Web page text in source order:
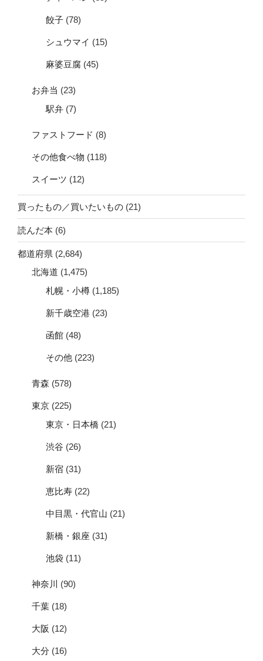
餃子 (78)
シュウマイ (15)
麻婆豆腐 (45)
お弁当 (23)
駅弁 (7)
ファストフード (8)
その他食べ物 (118)
スイーツ (12)
買ったもの／買いたいもの (21)
読んだ本 (6)
都道府県 (2,684)
北海道 (1,475)
札幌・小樽 (1,185)
新千歳空港 (23)
函館 (48)
その他 (223)
青森 (578)
東京 (225)
東京・日本橋 (21)
渋谷 (26)
新宿 (31)
恵比寿 (22)
中目黒・代官山 (21)
新橋・銀座 (31)
池袋 (11)
神奈川 (90)
千葉 (18)
大阪 (12)
大分 (16)